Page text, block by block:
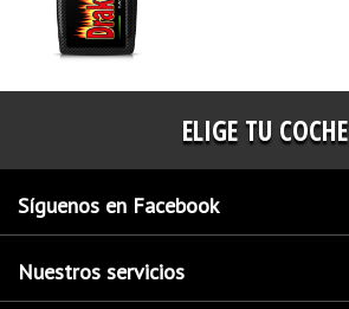
ELIGE TU COCHE
Síguenos en Facebook
Nuestros servicios